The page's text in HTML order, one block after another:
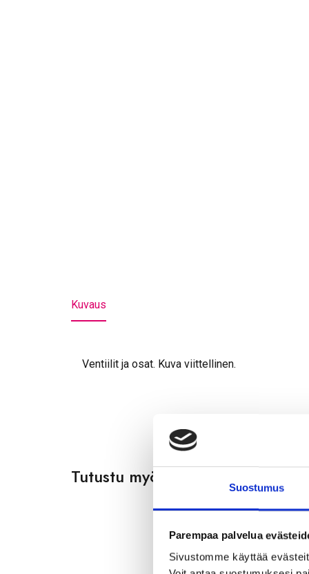
Suostumus
Parempaa palvelua
Sivustomme käyttää
Kuvaus
Ventiilit ja osat. Kuva viittellinen.
Tutustu myös